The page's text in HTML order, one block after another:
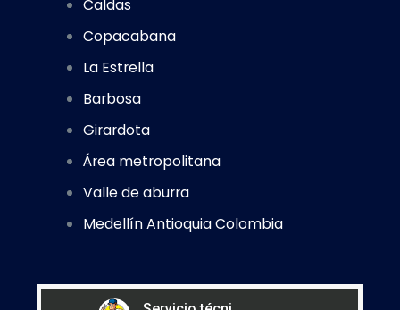
Caldas
Copacabana
La Estrella
Barbosa
Girardota
Área metropolitana
Valle de aburra
Medellín Antioquia Colombia